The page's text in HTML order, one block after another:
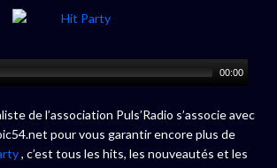
00:00
de l’association Puls’Radio s’associe avec
pour vous garantir encore plus de
, c’est tous les hits, les nouveautés et les